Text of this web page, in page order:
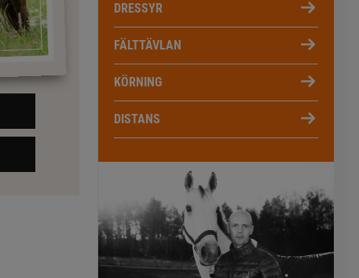
DRESSYR
FÄLTTÄVLAN
KÖRNING
DISTANS